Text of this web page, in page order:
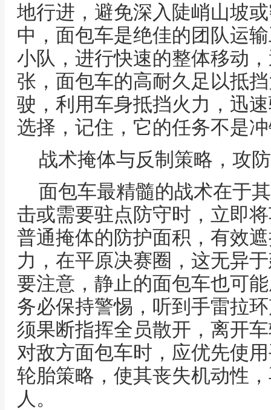
地行进，避免深入陡峭山坡
中，面包车是绝佳的团队运
小队，进行快速的整体移动
张，面包车的高耐久足以抵
驶，利用车身抵挡火力，迅
选择，记住，它的任务不是
战术掩体与反制策略，攻
面包车最精髓的战术在于
击或需要驻点防守时，立即
普通掩体的防护面积，有效
力，在平原决赛圈，这无异
要注意，静止的面包车也可
务必保持警惕，听到手雷拉
须果断指挥全员散开，离开
对敌方面包车时，应优先使
轮胎策略，使其丧失机动性
人。